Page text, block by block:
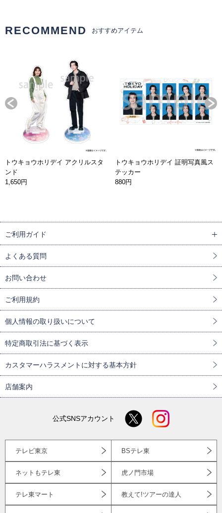
RECOMMEND おすすめアイテム
トウキョウホリデイ アクリルスタ
ンド
1,650円
トウキョウホリデイ 証明写真風ス
テッカー
880円
ご利用ガイド
よくある質問
お問い合わせ
ご利用規約
個人情報の取り扱いについて
特定商取引法に基づく表示
カスタマーハラスメントに対する基本方針
店舗案内
公式SNSアカウント
テレビ東京 BSテレ東
ネットもテレ東 虎ノ門市場
テレ東マート 教えて!ツアーの達人